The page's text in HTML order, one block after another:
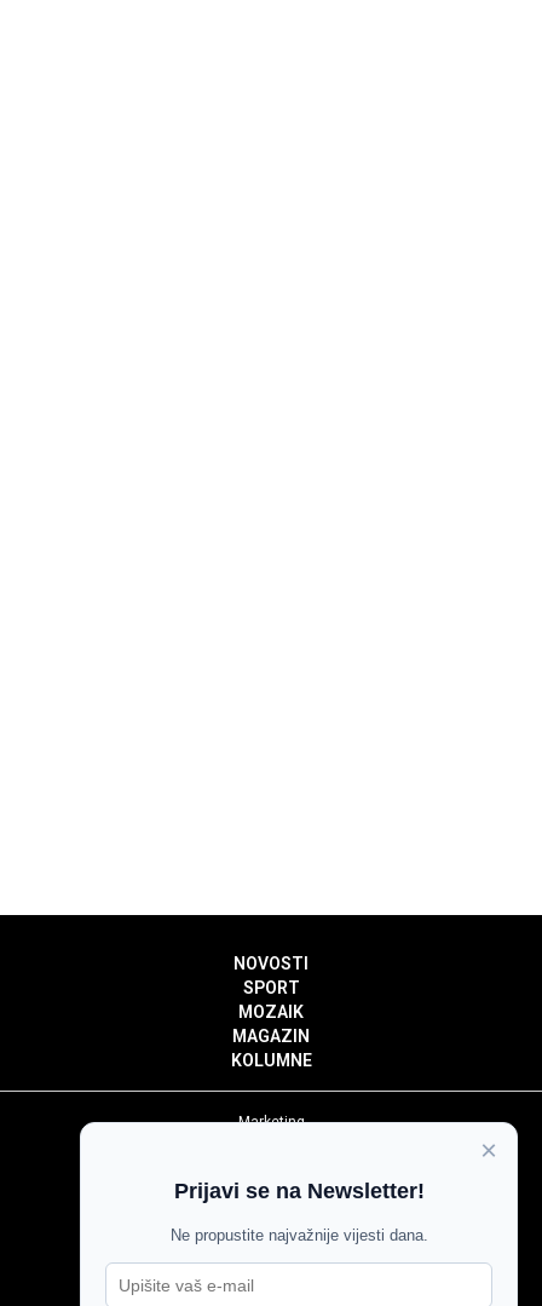
NOVOSTI
SPORT
MOZAIK
MAGAZIN
KOLUMNE
Marketing
Impressum
Pravila komentiranja
Agroglas
×
Prijavi se na Newsletter!
Ne propustite najvažnije vijesti dana.